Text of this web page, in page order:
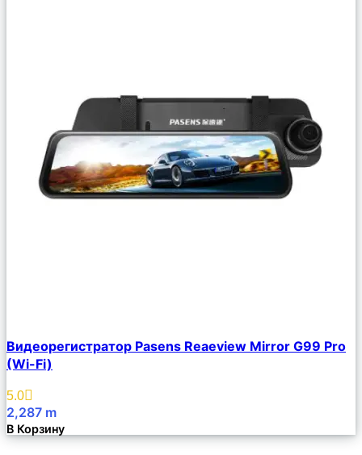
Описание
Избранное
Видеорегистратор Pasens Reaeview Mirror G99 Pro
(Wi-Fi)
5.0
2,287 m
В Корзину